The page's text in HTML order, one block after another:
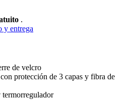
.
y entrega
de velcro
protección de 3 capas y fibra de